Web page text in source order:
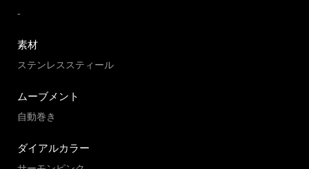
-
素材
ステンレススティール
ムーブメント
自動巻き
ダイアルカラー